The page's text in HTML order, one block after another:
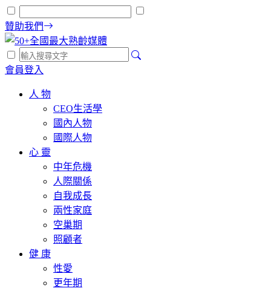
贊助我們
會員登入
人 物
CEO生活學
國內人物
國際人物
心 靈
中年危機
人際關係
自我成長
兩性家庭
空巢期
照顧者
健 康
性愛
更年期